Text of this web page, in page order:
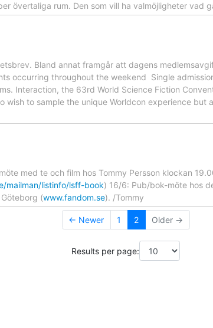
övertaliga rum. Den som vill ha valmöjligheter vad
Bland annat framgår att dagens
occurring throughout the weekend  Single
Interaction, the 63rd World Science Fiction
wish to sample the unique Worldcon experience but
med te och film hos Tommy Persson klockan
mailman/listinfo/lsff-book) 16/6: Pub/bok-möte hos
(www.fandom.se). /Tommy
← Newer 1 2 Older →
Results per page: